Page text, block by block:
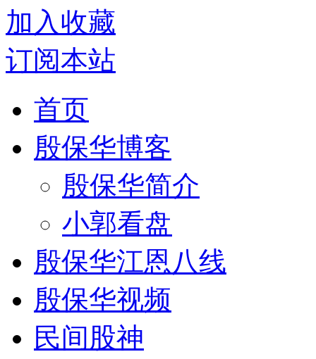
加入收藏
订阅本站
首页
殷保华博客
殷保华简介
小郭看盘
殷保华江恩八线
殷保华视频
民间股神